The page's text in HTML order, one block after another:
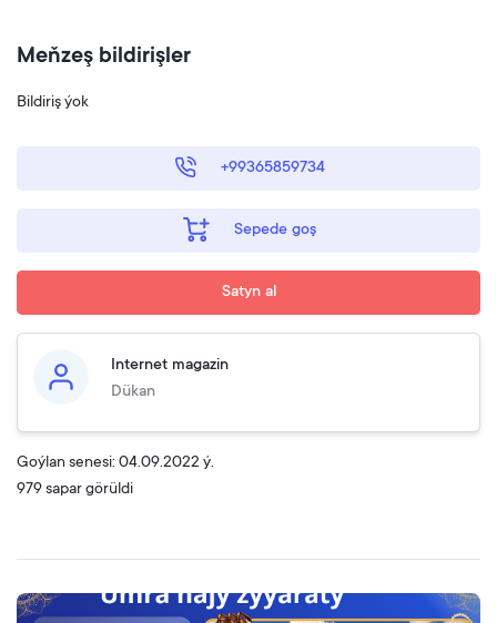
Meňzeş bildirişler
Bildiriş ýok
+99365859734
Sepede goş
Satyn al
Internet magazin
Dükan
Goýlan senesi: 04.09.2022 ý.
979 sapar görüldi